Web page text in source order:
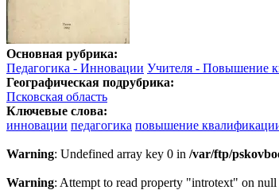
Основная рубрика:
Педагогика - Инновации Учителя - Повышение
Географическая подрубрика:
Псковская область
Ключевые слова:
инновации педагогика повышение
Warning: Undefined array key 0 in /var/ftp/
Warning: Attempt to read property "introtext" on null